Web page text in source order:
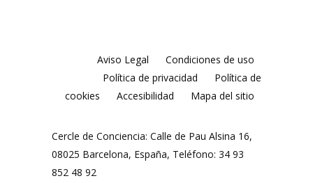
Aviso Legal
Condiciones de uso
Política de privacidad
Política de
cookies
Accesibilidad Mapa del sitio
Cercle de Conciencia: Calle de Pau Alsina 16,
08025 Barcelona, España, Teléfono: 34 93
852 48 92